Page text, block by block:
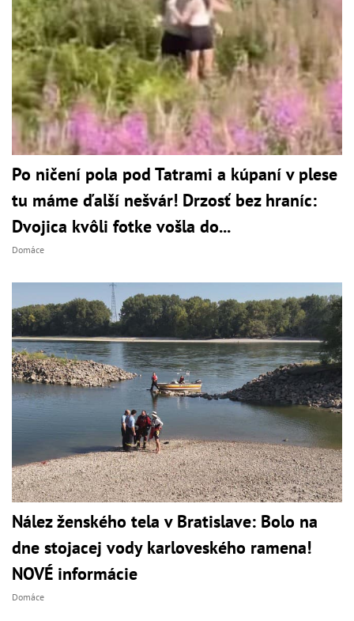
Po ničení pola pod Tatrami a kúpaní v plese
tu máme ďalší nešvár! Drzosť bez hraníc:
Dvojica kvôli fotke vošla do...
Domáce
Nález ženského tela v Bratislave: Bolo na
dne stojacej vody karloveského ramena!
NOVÉ informácie
Domáce